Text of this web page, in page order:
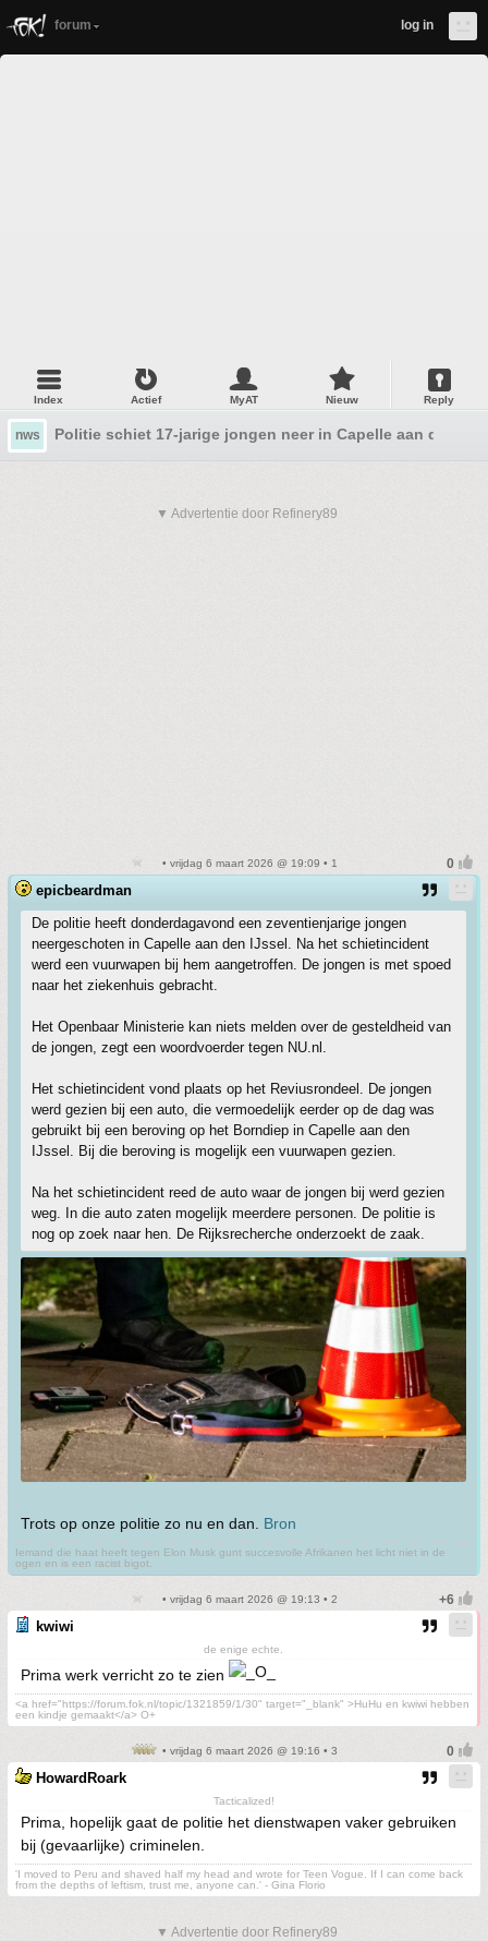
forum log in
Index Actief MyAT Nieuw Reply
nws Politie schiet 17-jarige jongen neer in Capelle aan den
▼ Advertentie door Refinery89
• vrijdag 6 maart 2026 @ 19:09 • 1
epicbeardman
De politie heeft donderdagavond een zeventienjarige jongen
neergeschoten in Capelle aan den IJssel. Na het schietincident
werd een vuurwapen bij hem aangetroffen. De jongen is met spoed
naar het ziekenhuis gebracht.
Het Openbaar Ministerie kan niets melden over de gesteldheid van
de jongen, zegt een woordvoerder tegen NU.nl.
Het schietincident vond plaats op het Reviusrondeel. De jongen
werd gezien bij een auto, die vermoedelijk eerder op de dag was
gebruikt bij een beroving op het Borndiep in Capelle aan den
IJssel. Bij die beroving is mogelijk een vuurwapen gezien.
Na het schietincident reed de auto waar de jongen bij werd gezien
weg. In die auto zaten mogelijk meerdere personen. De politie is
nog op zoek naar hen. De Rijksrecherche onderzoekt de zaak.
Trots op onze politie zo nu en dan. Bron
Iemand die haat heeft tegen Elon Musk gunt succesvolle Afrikanen het licht niet in de
ogen en is een racist bigot.
• vrijdag 6 maart 2026 @ 19:13 • 2
kwiwi
de enige echte.
Prima werk verricht zo te zien
<a href="https://forum.fok.nl/topic/1321859/1/30" target="_blank" >HuHu en kwiwi hebben
een kindje gemaakt</a> O+
• vrijdag 6 maart 2026 @ 19:16 • 3
HowardRoark
Tacticalized!
Prima, hopelijk gaat de politie het dienstwapen vaker gebruiken
bij (gevaarlijke) criminelen.
'I moved to Peru and shaved half my head and wrote for Teen Vogue. If I can come back
from the depths of leftism, trust me, anyone can.' - Gina Florio
▼ Advertentie door Refinery89